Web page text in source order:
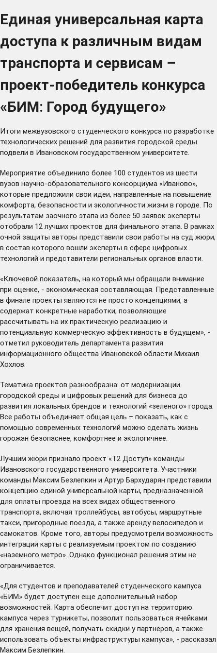
Единая универсальная карта
доступа к различным видам
транспорта и сервисам –
проект-победитель конкурса
«БИМ: Город будущего»
Итоги межвузовского студенческого конкурса по разработке
технологических решений для развития городской среды
подвели в Ивановском государственном университете.
Мероприятие объединило более 100 студентов из шести
вузов научно-образовательного консорциума «Иваново»,
которые предложили свои идеи, направленные на повышение
комфорта, безопасности и экологичности жизни в городе. По
результатам заочного этапа из более 50 заявок эксперты
отобрали 12 лучших проектов для финального этапа. В рамках
очной защиты авторы представили свои работы на суд жюри,
в состав которого вошли эксперты в сфере цифровых
технологий и представители региональных органов власти.
«Ключевой показатель, на который мы обращали внимание
при оценке, - экономическая составляющая. Представленные
в финале проекты являются не просто концепциями, а
содержат конкретные наработки, позволяющие
рассчитывать на их практическую реализацию и
потенциальную коммерческую эффективность в будущем», -
отметил руководитель департамента развития
информационного общества Ивановской области Михаил
Хохлов.
Тематика проектов разнообразна: от модернизации
городской среды и цифровых решений для бизнеса до
развития локальных брендов и технологий «зеленого» города.
Все работы объединяет общая цель – показать, как с
помощью современных технологий можно сделать жизнь
горожан безопаснее, комфортнее и экологичнее.
Лучшим жюри признало проект «Т2 Доступ» команды
Ивановского государственного университета. Участники
команды Максим Безлепкин и Артур Бархударян представили
концепцию единой универсальной карты, предназначенной
для оплаты проезда на всех видах общественного
транспорта, включая троллейбусы, автобусы, маршрутные
такси, пригородные поезда, а также аренду велосипедов и
самокатов. Кроме того, авторы предусмотрели возможность
интеграции карты с реализуемым проектом по созданию
«наземного метро». Однако функционал решения этим не
ограничивается.
«Для студентов и преподавателей студенческого кампуса
«БИМ» будет доступен еще дополнительный набор
возможностей. Карта обеспечит доступ на территорию
кампуса через турникеты, позволит пользоваться ячейками
для хранения вещей, получать скидки у партнёров, а также
использовать объекты инфраструктуры кампуса», - рассказал
Максим Безлепкин.